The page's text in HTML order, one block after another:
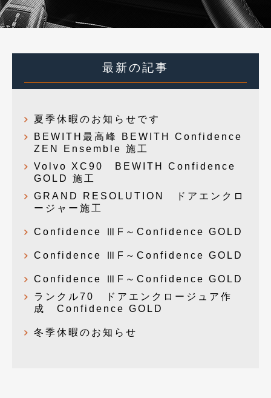
最新の記事
夏季休暇のお知らせです
BEWITH最高峰 BEWITH Confidence
ZEN Ensemble 施工
Volvo XC90 BEWITH Confidence
GOLD 施工
GRAND RESOLUTION ドアエンクロ
ージャー施工
Confidence ⅢF～Confidence GOLD
Confidence ⅢF～Confidence GOLD
Confidence ⅢF～Confidence GOLD
ランクル70 ドアエンクロージュア作
成 Confidence GOLD
冬季休暇のお知らせ